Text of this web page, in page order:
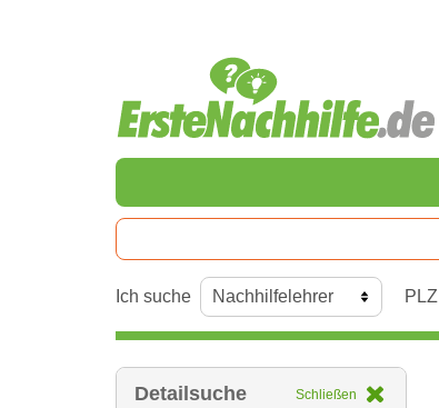
Ich suche PLZ
Detailsuche Schließen